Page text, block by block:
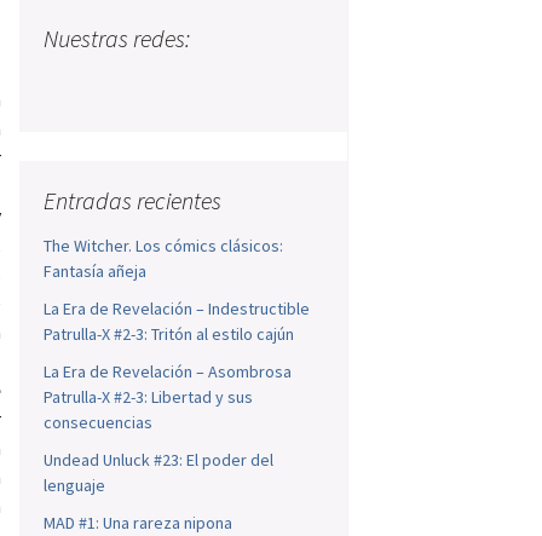
Nuestras redes:
Entradas recientes
The Witcher. Los cómics clásicos:
Fantasía añeja
La Era de Revelación – Indestructible
Patrulla-X #2-3: Tritón al estilo cajún
La Era de Revelación – Asombrosa
Patrulla-X #2-3: Libertad y sus
consecuencias
Undead Unluck #23: El poder del
lenguaje
MAD #1: Una rareza nipona